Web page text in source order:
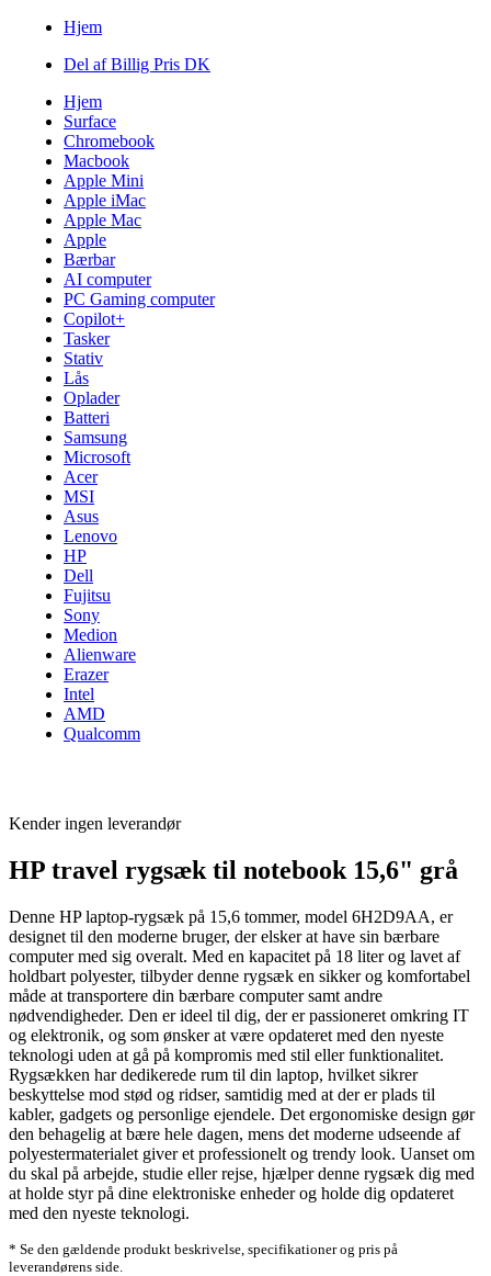
Hjem
Del af Billig Pris DK
Hjem
Surface
Chromebook
Macbook
Apple Mini
Apple iMac
Apple Mac
Apple
Bærbar
AI computer
PC Gaming computer
Copilot+
Tasker
Stativ
Lås
Oplader
Batteri
Samsung
Microsoft
Acer
MSI
Asus
Lenovo
HP
Dell
Fujitsu
Sony
Medion
Alienware
Erazer
Intel
AMD
Qualcomm
Kender ingen leverandør
HP travel rygsæk til notebook 15,6" grå
Denne HP laptop-rygsæk på 15,6 tommer, model 6H2D9AA, er
designet til den moderne bruger, der elsker at have sin bærbare
computer med sig overalt. Med en kapacitet på 18 liter og lavet af
holdbart polyester, tilbyder denne rygsæk en sikker og komfortabel
måde at transportere din bærbare computer samt andre
nødvendigheder. Den er ideel til dig, der er passioneret omkring IT
og elektronik, og som ønsker at være opdateret med den nyeste
teknologi uden at gå på kompromis med stil eller funktionalitet.
Rygsækken har dedikerede rum til din laptop, hvilket sikrer
beskyttelse mod stød og ridser, samtidig med at der er plads til
kabler, gadgets og personlige ejendele. Det ergonomiske design gør
den behagelig at bære hele dagen, mens det moderne udseende af
polyestermaterialet giver et professionelt og trendy look. Uanset om
du skal på arbejde, studie eller rejse, hjælper denne rygsæk dig med
at holde styr på dine elektroniske enheder og holde dig opdateret
med den nyeste teknologi.
* Se den gældende produkt beskrivelse, specifikationer og pris på
leverandørens side.